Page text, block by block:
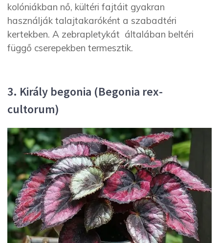
kolóniákban nő, kültéri fajtáit gyakran
használják talajtakaróként a szabadtéri
kertekben. A zebrapletykát általában beltéri
függő cserepekben termesztik.
3. Király begonia (Begonia rex-
cultorum)